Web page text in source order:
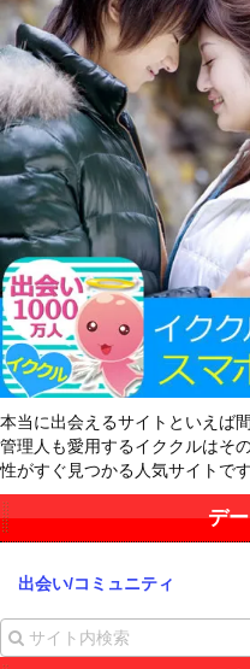
本当に出会えるサイトといえば
管理人も愛用するイククルはそ
性がすぐ見つかる人気サイトです
デ
出会い/コミュニティ